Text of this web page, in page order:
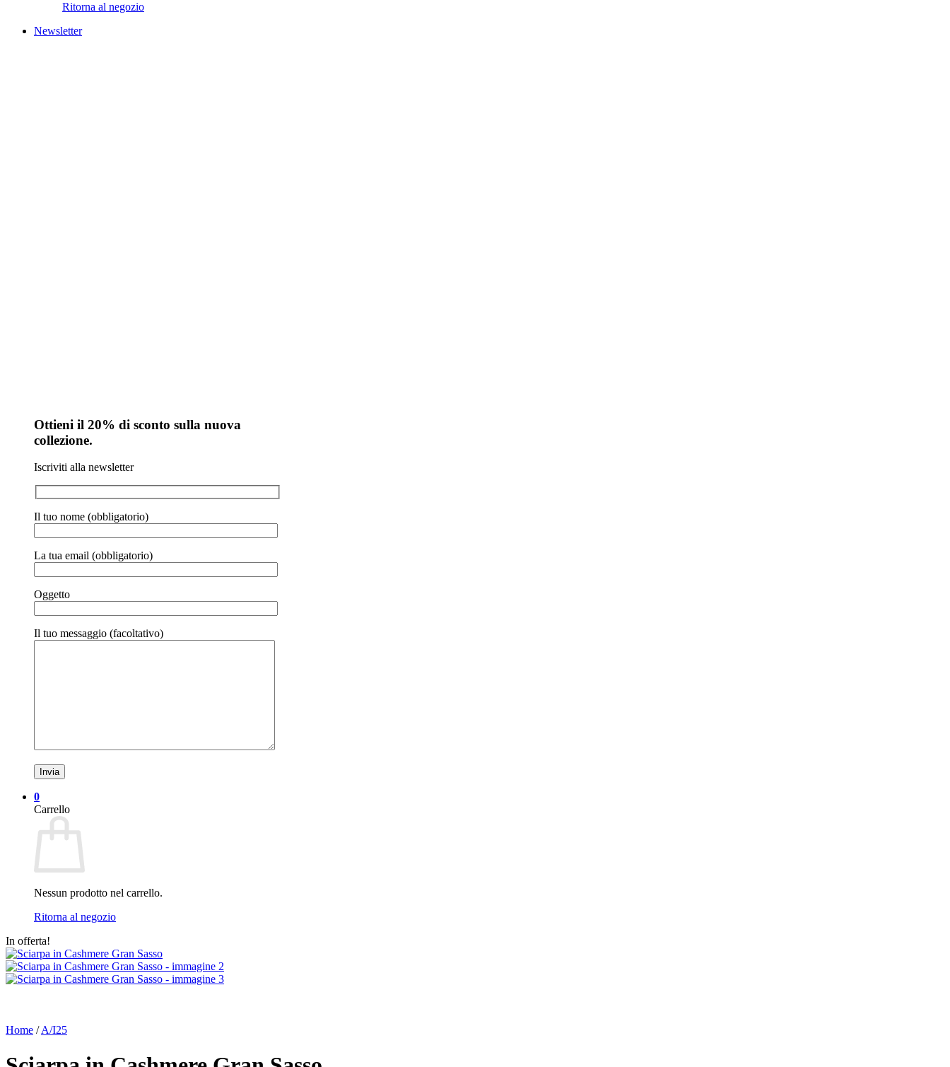
Ritorna al negozio
Newsletter
Ottieni il 20% di sconto sulla nuova
collezione.
Iscriviti alla newsletter
Il tuo nome (obbligatorio)
La tua email (obbligatorio)
Oggetto
Il tuo messaggio (facoltativo)
0
Carrello
Nessun prodotto nel carrello.
Ritorna al negozio
In offerta!
Home / A/I25